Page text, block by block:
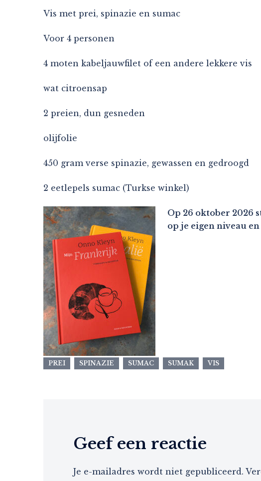
Vis met prei, spinazie en sumac
Voor 4 personen
4 moten kabeljauwfilet of een andere lekkere vis
wat citroensap
2 preien, dun gesneden
olijfolie
450 gram verse spinazie, gewassen en gedroogd
2 eetlepels sumac (Turkse winkel)
Op 26 oktober 2026
op je eigen niveau
PREI SPINAZIE SUMAC SUMAK VIS
Geef een reactie
Je e-mailadres wordt niet gepubliceerd.